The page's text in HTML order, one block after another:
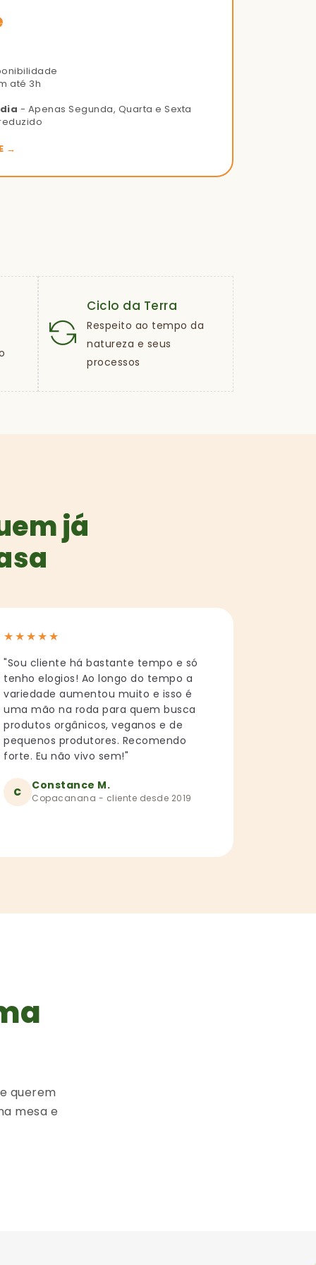
até 3h
- Apenas Segunda, Quarta e Sexta
→
Ciclo da Terra
Respeito ao tempo da
natureza e seus
processos
já
★★★★★
"Sou cliente há bastante tempo e só
tenho elogios! Ao longo do tempo a
variedade aumentou muito e isso é
uma mão na roda para quem busca
produtos orgânicos, veganos e de
pequenos produtores. Recomendo
forte. Eu não vivo sem!"
C Constance M.
Copacanana - cliente desde 2019
querem
mesa e